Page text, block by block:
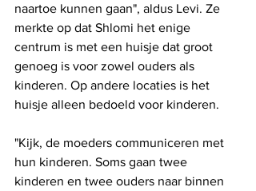
naartoe kunnen gaan", aldus Levi. Ze
merkte op dat Shlomi het enige
centrum is met een huisje dat groot
genoeg is voor zowel ouders als
kinderen. Op andere locaties is het
huisje alleen bedoeld voor kinderen.
"Kijk, de moeders communiceren met
hun kinderen. Soms gaan twee
kinderen en twee ouders naar binnen